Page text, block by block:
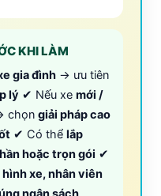
KHI LÀM
gia đình → ưu tiên
lý ✔ Nếu xe mới /
chọn giải pháp cao
✔ Có thể lắp
hoặc trọn gói ✔
hình xe, nhân viên